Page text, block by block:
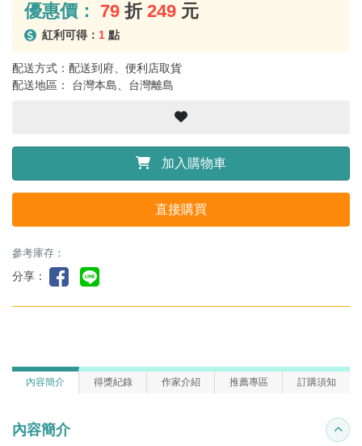
優惠價： 79 折 249 元
紅利可得： 1 點
配送方式：配送到府、便利店取貨
配送地區： 台灣本島、台灣離島
加入購物車
直接購買
參考庫存：
分享：
內容簡介 得獎紀錄 作家介紹 推薦專區 訂購須知
內容簡介 收合